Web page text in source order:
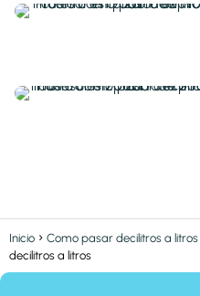
Inicio Como pasar decilitros a
decilitros a litros